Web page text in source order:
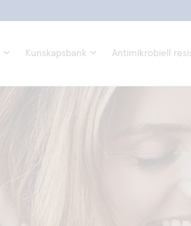
Kunskapsbank Antimikrobiell